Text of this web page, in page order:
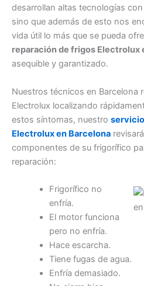
desarrollan altas tecnologías
sino que además de esto nos
vida útil lo más que se pueda
reparación de frigos Electrolux
asequible y garantizado.
Nuestros técnicos en Barcelona
Electrolux localizando
estos síntomas, nuestro
Electrolux en Barcelona
componentes de su frigorífico
reparación:
Frigorífico no
enfría.
El motor funciona
pero no enfría.
Hace escarcha.
Tiene fugas de agua.
Enfría demasiado.